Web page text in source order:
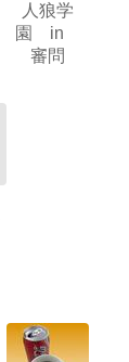
人狼学
園 in
審問